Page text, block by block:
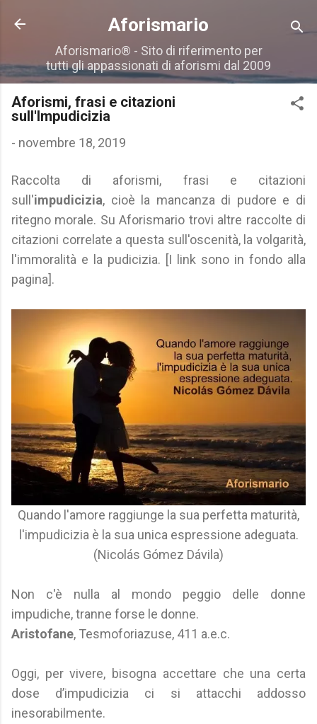
Passa ai contenuti principali
Aforismario
Aforismario® - Sito di riferimento per
tutti gli appassionati di aforismi dal 2009
Aforismi, frasi e citazioni
sull'Impudicizia
- novembre 18, 2019
Raccolta di aforismi, frasi e citazioni
sull'impudicizia, cioè la mancanza di pudore e di
ritegno morale. Su Aforismario trovi altre raccolte di
citazioni correlate a questa sull'oscenità, la volgarità,
l'immoralità e la pudicizia. [I link sono in fondo alla
pagina].
Quando l'amore raggiunge la sua perfetta maturità,
l'impudicizia è la sua unica espressione adeguata.
(Nicolás Gómez Dávila)
Non c'è nulla al mondo peggio delle donne
impudiche, tranne forse le donne.
Aristofane, Tesmoforiazuse, 411 a.e.c.
Oggi, per vivere, bisogna accettare che una certa
dose d’impudicizia ci si attacchi addosso
inesorabilmente.